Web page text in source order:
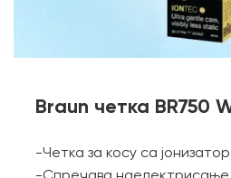
Braun четка BR750
-Четка за косу са